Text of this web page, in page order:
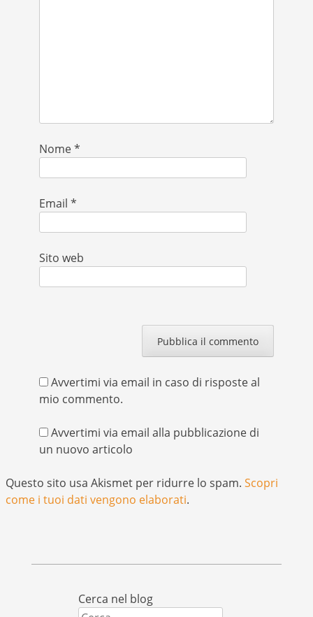
Nome*
Email *
Sito web
Avvertimi via email in caso di risposte al
mio commento.
Avvertimi via email alla pubblicazione di
un nuovo articolo
Questo sito usa Akismet per ridurre lo spam. Scopri
come i tuoi dati vengono elaborati.
Cerca nel blog